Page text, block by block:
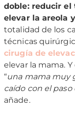
doble: reducir el
elevar la areola
totalidad de los
técnicas
cirugía de
elevar la mama.
“una mama muy
caído con el
añade.